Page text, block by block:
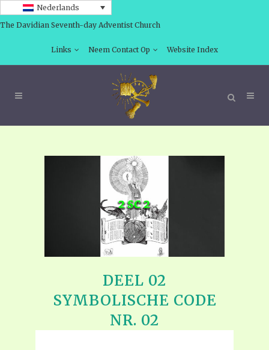
Nederlands
The Davidian Seventh-day Adventist Church
Links Neem Contact Op Website Index
DEEL 02
SYMBOLISCHE CODE
NR. 02